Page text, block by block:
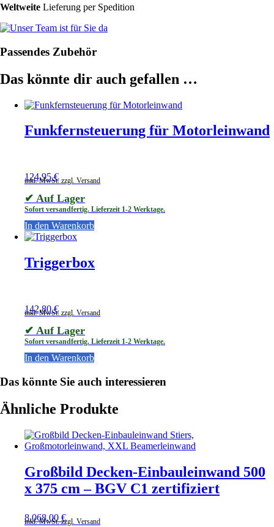
Weltweite Lieferung per Spedition
Passendes Zubehör
Das könnte dir auch gefallen …
Funkfernsteuerung für Motorleinwand
124,95€
inkl. MwSt. zzgl. Versand
✔ Auf Lager
Sofort versandfertig. Lieferzeit 1-2 Werktage.
In den Warenkorb
Triggerbox
142,80€
inkl. MwSt. zzgl. Versand
✔ Auf Lager
Sofort versandfertig. Lieferzeit 1-2 Werktage.
In den Warenkorb
Das könnte Sie auch interessieren
Ähnliche Produkte
Großbild Decken-Einbauleinwand 500
x 375 cm – BGV C1 zertifiziert
8.068,00 €
inkl. MwSt. zzgl. Versand